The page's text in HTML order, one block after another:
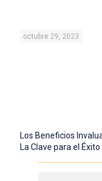
octubre 29, 2023
Los Beneficios
La Clave para el